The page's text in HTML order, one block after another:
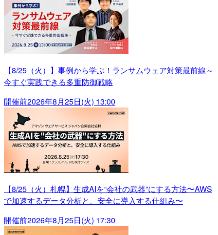
【8/25（火）】事例から学ぶ！ランサムウェア対策最前線～
今すぐ実践できる多重防御戦略
開催前2026年8月25日(火) 13:00
【8/25（火）札幌】生成AIを“会社の武器”にする方法〜AWS
で加速するデータ分析と、安全に導入する仕組み〜
開催前2026年8月25日(火) 17:30